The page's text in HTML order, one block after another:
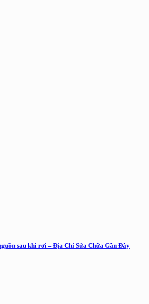
sau khi rơi – Địa Chỉ Sửa Chữa Gần Đây